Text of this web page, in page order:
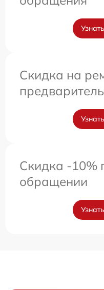
Скидка на
Скидка -10%
обращении